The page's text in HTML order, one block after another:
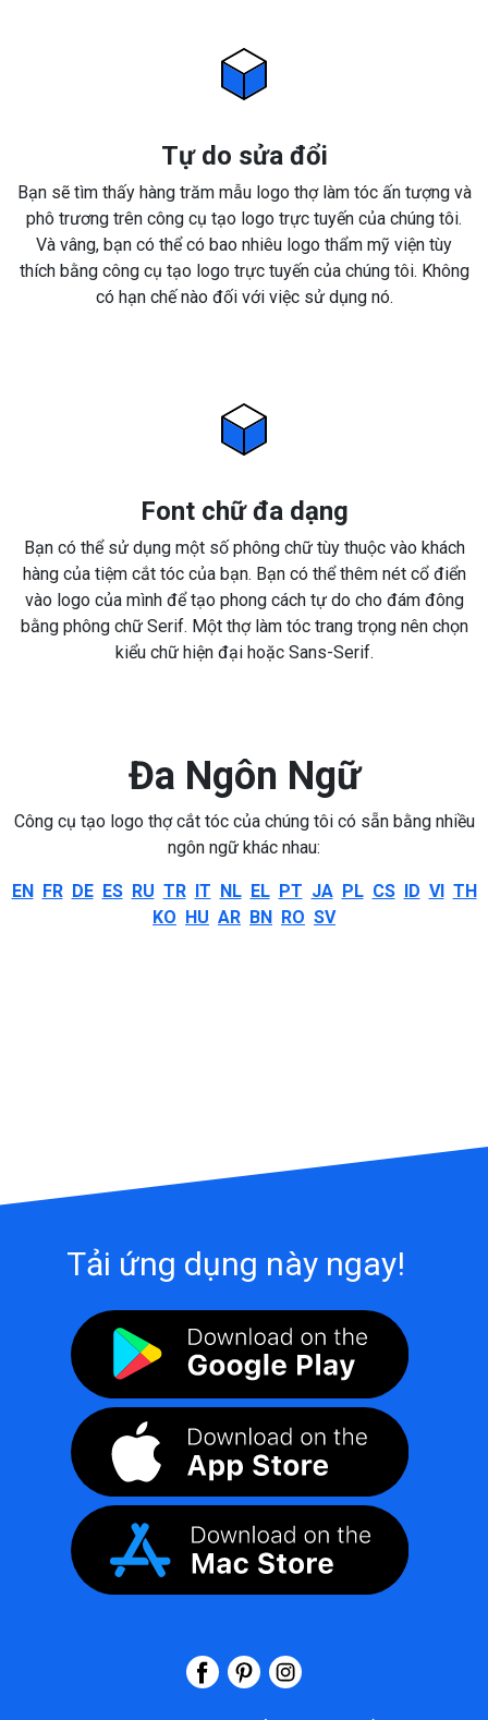
Tự do sửa đổi
Bạn sẽ tìm thấy hàng trăm mẫu logo thợ làm tóc ấn tượng và
phô trương trên công cụ tạo logo trực tuyến của chúng tôi.
Và vâng, bạn có thể có bao nhiêu logo thẩm mỹ viện tùy
thích bằng công cụ tạo logo trực tuyến của chúng tôi. Không
có hạn chế nào đối với việc sử dụng nó.
Font chữ đa dạng
Bạn có thể sử dụng một số phông chữ tùy thuộc vào khách
hàng của tiệm cắt tóc của bạn. Bạn có thể thêm nét cổ điển
vào logo của mình để tạo phong cách tự do cho đám đông
bằng phông chữ Serif. Một thợ làm tóc trang trọng nên chọn
kiểu chữ hiện đại hoặc Sans-Serif.
Đa Ngôn Ngữ
Công cụ tạo logo thợ cắt tóc của chúng tôi có sẵn bằng nhiều
ngôn ngữ khác nhau:
EN FR DE ES RU TR IT NL EL PT JA PL CS ID VI TH
KO HU AR BN RO SV
Tải ứng dụng này ngay!